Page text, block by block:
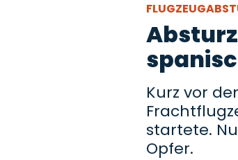
Kurz vor
startete.
Opfer.